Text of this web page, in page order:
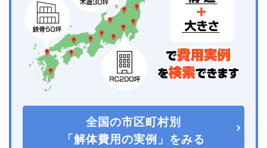
全国の市区町村別
「解体費用の実例」をみる